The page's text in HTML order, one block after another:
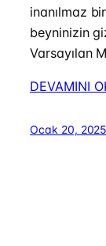
inanılmaz
beyninizin
Varsayılan
DEVAMINI
Ocak 20, 2025